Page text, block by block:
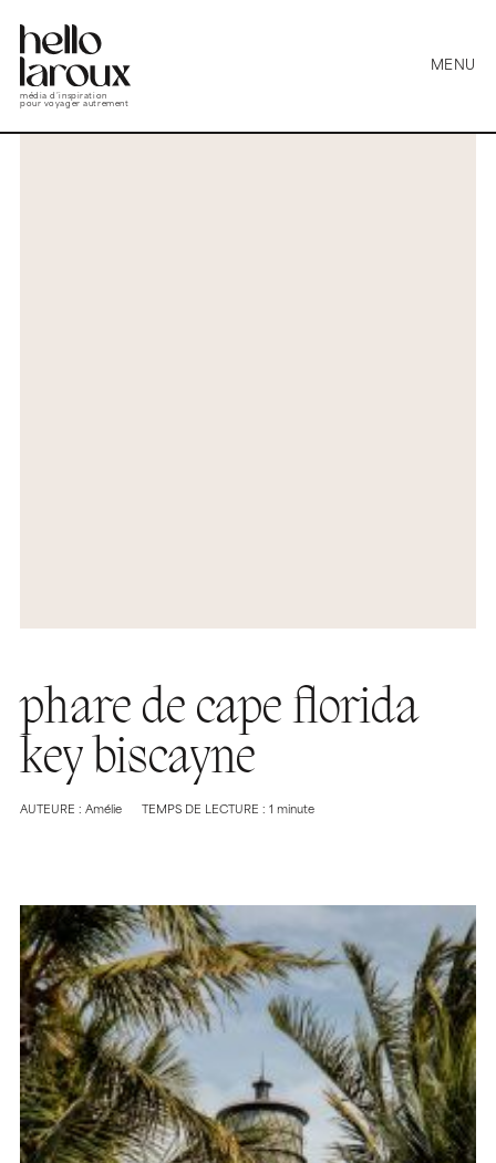
média d’inspiration
pour voyager autrement
MENU
phare de cape florida
key biscayne
AUTEURE : Amélie TEMPS DE LECTURE : 1 minute